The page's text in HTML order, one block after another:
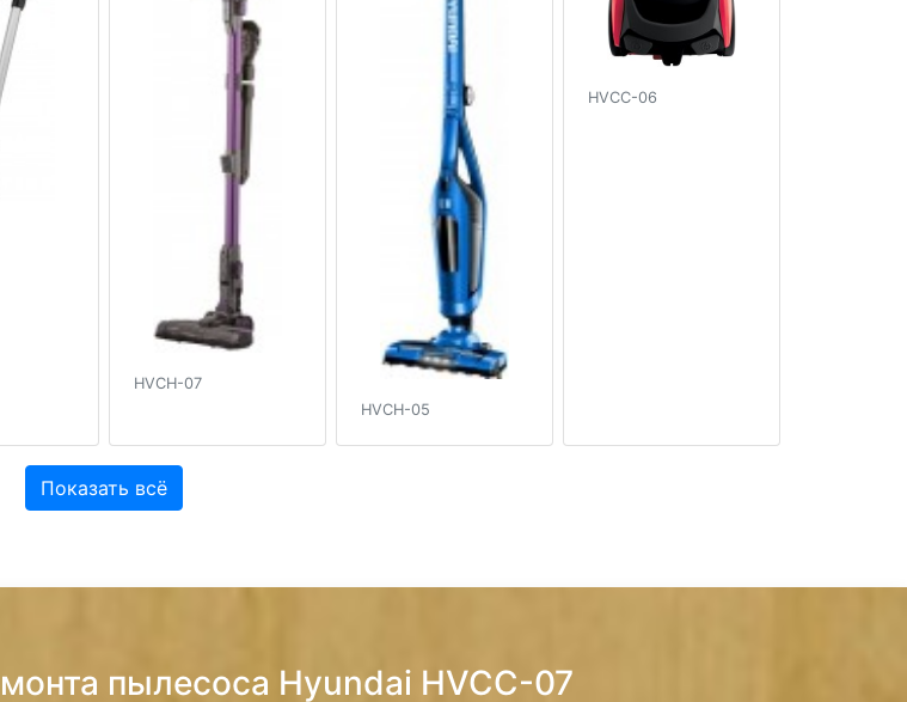
HVCH-07
HVCH-05
HVCC-06
Показать всё
пылесоса Hyundai HVCC-07